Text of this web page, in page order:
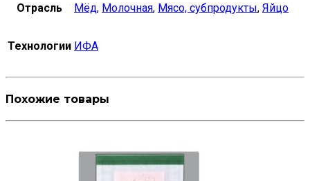
Отрасль Мёд, Молочная, Мясо, субпродукты, Яйцо
Технологии ИФА
Похожие товары